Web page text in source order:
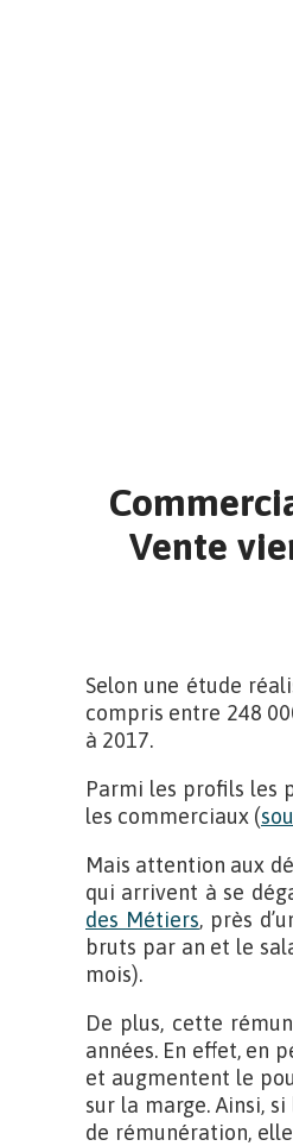
Vente
Selon une étude
compris entre 248
à 2017.
Parmi les profils les
les commerciaux (
Mais attention aux
qui arrivent à se
des Métiers, près
bruts par an et le
mois).
De plus, cette
années. En effet, en
et augmentent le
sur la marge. Ainsi,
de rémunération,